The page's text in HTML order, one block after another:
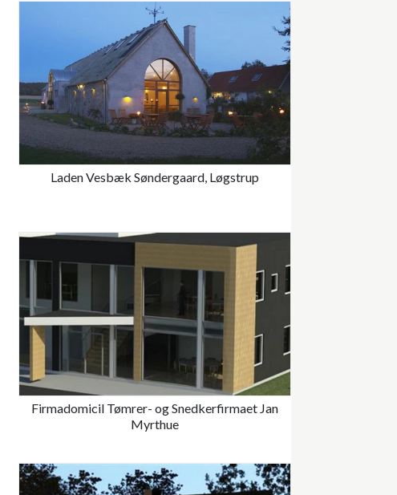
Laden Vesbæk Søndergaard, Løgstrup
Firmadomicil Tømrer- og Snedkerfirmaet Jan
Myrthue